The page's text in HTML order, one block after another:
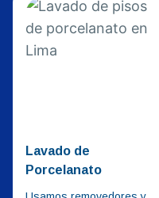
Lavado de
Porcelanato